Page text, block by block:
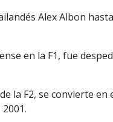
Alex Albon
en la F1, fue
la F2, se convierte